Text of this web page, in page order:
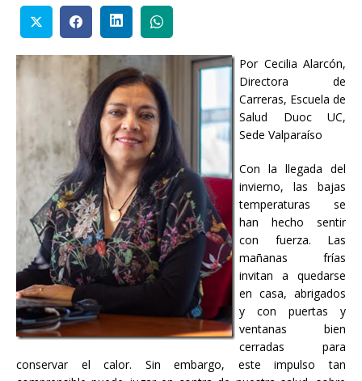
Por Cecilia Alarcón,
Directora de
Carreras, Escuela de
Salud Duoc UC,
Sede Valparaíso
Con la llegada del
invierno, las bajas
temperaturas se
han hecho sentir
con fuerza. Las
mañanas frías
invitan a quedarse
en casa, abrigados
y con puertas y
ventanas bien
cerradas para
conservar el calor. Sin embargo, este impulso tan